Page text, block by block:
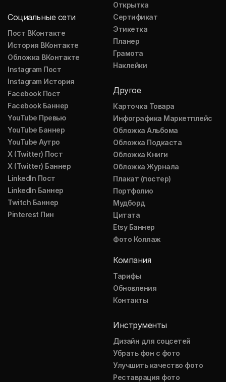
Социальные сети
Пост ВКонтакте
История ВКонтакте
Обложка ВКонтакте
Instagram Пост
Instagram История
Facebook Пост
Facebook Баннер
YouTube Превью
YouTube Баннер
YouTube Аутро
X (Twitter) Пост
X (Twitter) Баннер
LinkedIn Пост
LinkedIn Баннер
Twitch Баннер
Pinterest Пин
Открытка
Сертификат
Этикетка
Планер
Грамота
Наклейки
Другое
Карточка Товара
Инфографика Маркетплейс
Обложка Альбома
Обложка Подкаста
Обложка Книги
Обложка Журнала
Плакат (постер)
Портфолио
Мудборд
Цитата
Etsy Баннер
Фото Коллаж
Компания
Тарифы
Обновления
Контакты
Инструменты
Дизайн для соцсетей
Убрать фон с фото
Улучшить качество фото
Реставрация фото